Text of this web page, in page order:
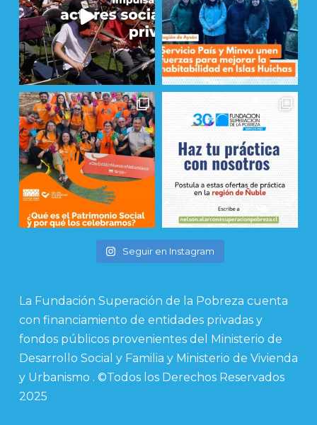
Seguir en Instagram
La Fundación Superación de la Pobreza cuenta
con financiamiento de entidades privadas y
fondos públicos provenientes del Ministerio de
Desarrollo Social y Familia y Ministerio de Vivienda
y Urbanismo . ©Todos los Derechos Reservados
2025